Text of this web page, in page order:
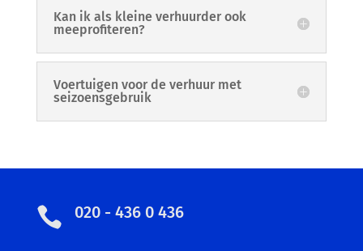
Kan ik als kleine verhuurder ook
meeprofiteren?
Voertuigen voor de verhuur met
seizoensgebruik
 020 - 436 0 436